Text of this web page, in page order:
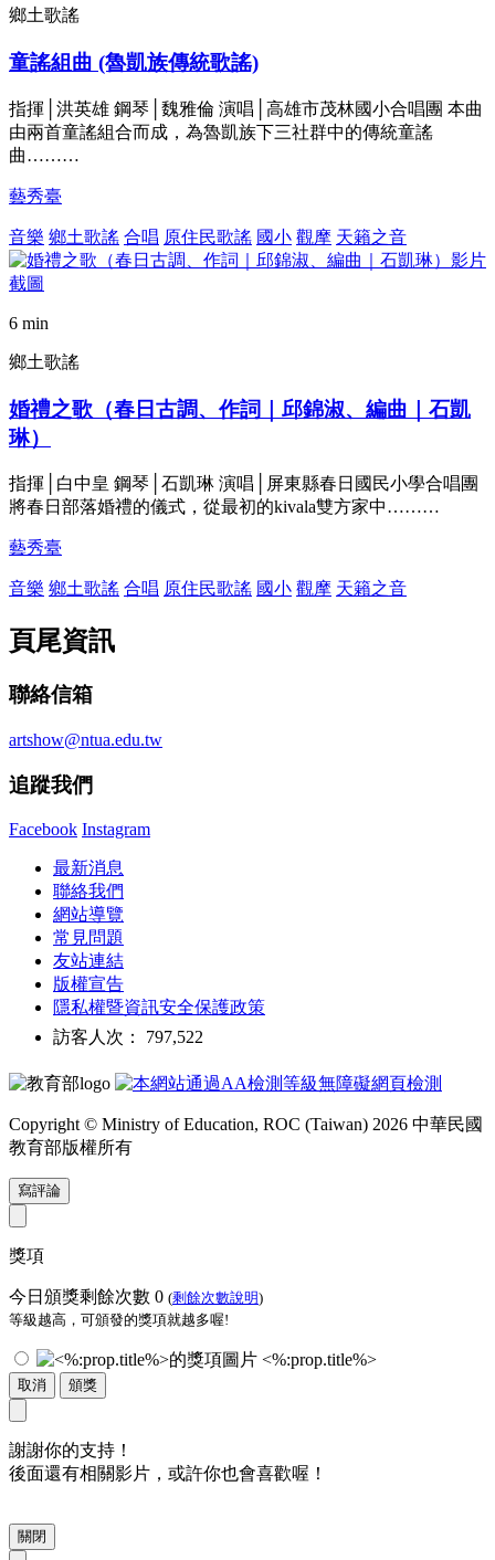
鄉土歌謠
童謠組曲 (魯凱族傳統歌謠)
指揮│洪英雄 鋼琴│魏雅倫 演唱│高雄市茂林國小合唱團 本曲
由兩首童謠組合而成，為魯凱族下三社群中的傳統童謠
曲………
藝秀臺
音樂 鄉土歌謠 合唱 原住民歌謠 國小 觀摩 天籟之音
6 min
鄉土歌謠
婚禮之歌（春日古調、作詞｜邱錦淑、編曲｜石凱
琳）
指揮│白中皇 鋼琴│石凱琳 演唱│屏東縣春日國民小學合唱團
將春日部落婚禮的儀式，從最初的kivala雙方家中………
藝秀臺
音樂 鄉土歌謠 合唱 原住民歌謠 國小 觀摩 天籟之音
頁尾資訊
聯絡信箱
artshow@ntua.edu.tw
追蹤我們
Facebook Instagram
最新消息
聯絡我們
網站導覽
常見問題
友站連結
版權宣告
隱私權暨資訊安全保護政策
訪客人次： 797,522
Copyright © Ministry of Education, ROC (Taiwan) 2026 中華民國
教育部版權所有
寫評論
獎項
今日頒獎剩餘次數 0 (剩餘次數說明)
等級越高，可頒發的獎項就越多喔!
<%:prop.title%>
取消 頒獎
謝謝你的支持！
後面還有相關影片，或許你也會喜歡喔！
關閉